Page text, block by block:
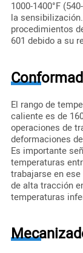
1000-1400°F
la
procedimientos
601 debido a su
El rango de
caliente es de
operaciones de
deformaciones
Es importante
temperaturas
trabajarse en
de alta tracción
temperaturas